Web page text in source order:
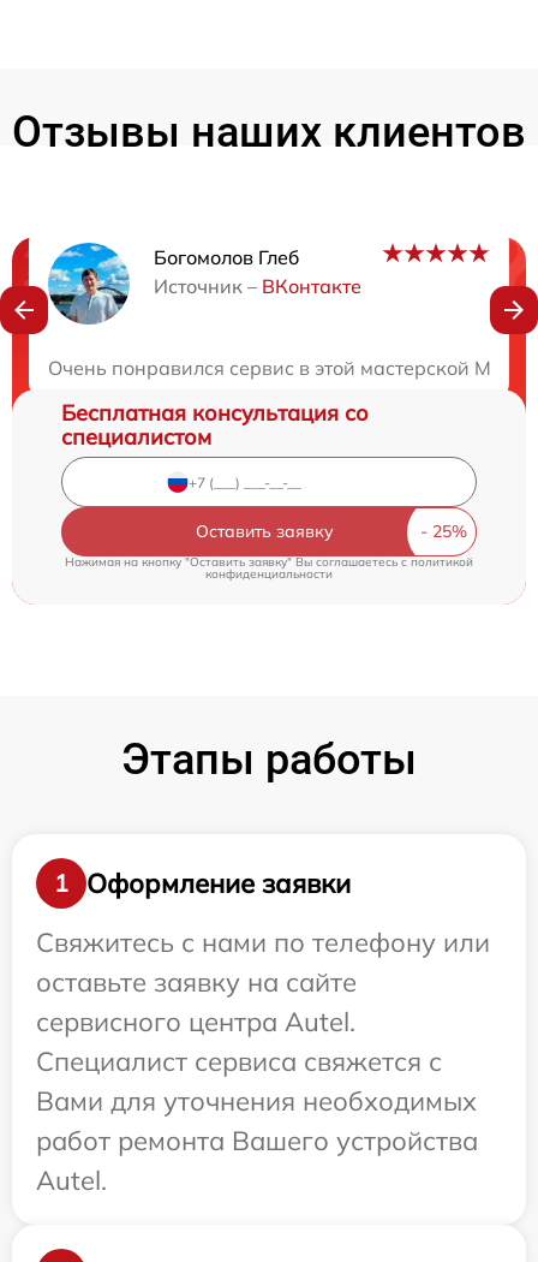
Отзывы наших клиентов
Богомолов Глеб
Источник – ВКонтакте
Очень понравился сервис в этой мастерской
Нужна консультация?
Бесплатная консультация со
специалистом
Оставить заявку
Нажимая на кнопку "Оставить заявку" Вы соглашаетесь c политикой
конфиденциальности
Этапы работы
1
Оформление заявки
Свяжитесь с нами по телефону или
оставьте заявку на сайте
сервисного центра Autel.
Специалист сервиса свяжется с
Вами для уточнения необходимых
работ ремонта Вашего устройства
Autel.